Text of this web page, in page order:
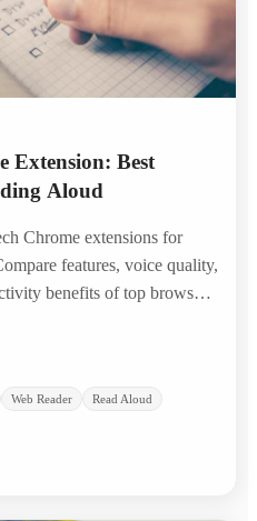
Extension: Best
Aloud
Chrome extensions for
features, voice quality,
benefits of top browser
Web Reader
Read Aloud